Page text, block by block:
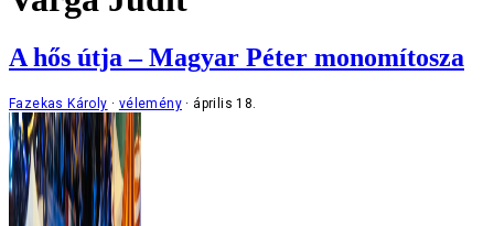
A hős útja – Magyar Péter monomítosza
Fazekas Károly vélemény április 18.